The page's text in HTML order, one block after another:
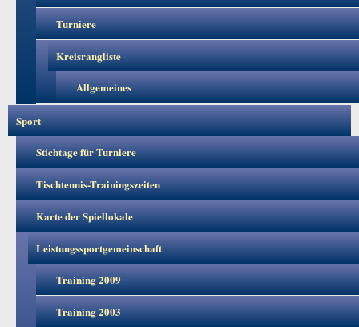
Turniere
Kreisrangliste
Allgemeines
Sport
Stichtage für Turniere
Tischtennis-Trainingszeiten
Karte der Spiellokale
Leistungssportgemeinschaft
Training 2009
Training 2003